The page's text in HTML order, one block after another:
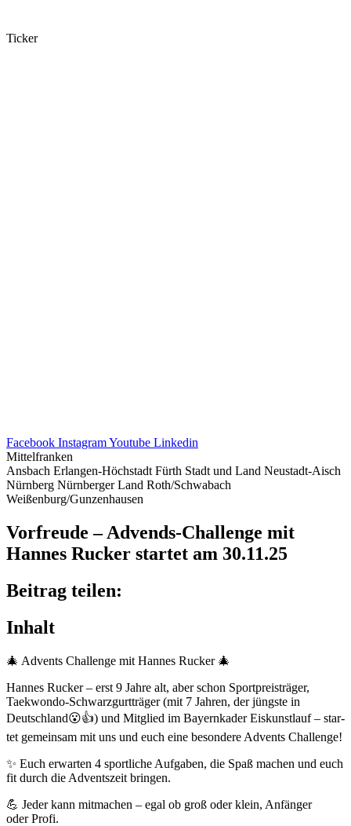
Ticker
Facebook InstagramYoutube Linkedin
Mittelfranken
Ansbach Erlangen-Höchstadt Fürth Stadt und Land Neustadt-Aisch
Nürnberg Nürnberger Land Roth/Schwabach
Weißenburg/Gunzenhausen
Vorfreude – Advends-Chall­enge mit
Hannes Rucker star­tet am 30.11.25
Beitrag teilen:
Inhalt
🎄 Advents Chall­enge mit Hannes Rucker 🎄
Hannes Rucker – erst 9 Jahre alt, aber schon Sport­preis­trä­ger,
Taekwondo-Schwarz­gurt­trä­ger (mit 7 Jahren, der jüngste in
Deutsch­land😮👍) und Mitglied im Bayern­ka­der Eiskunst­lauf – star­
tet gemein­sam mit uns und euch eine beson­dere Advents Challenge!
✨ Euch erwar­ten 4 sport­li­che Aufga­ben, die Spaß machen und euch
fit durch die Advents­zeit bringen.
💪 Jeder kann mitma­chen – egal ob groß oder klein, Anfän­ger
oder Profi.